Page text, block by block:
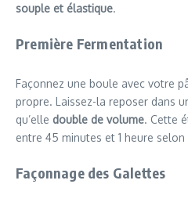
souple et élastique.
Première Fermentation
Façonnez une boule avec votre
propre. Laissez-la reposer dans
qu’elle double de volume. Cette
entre 45 minutes et 1 heure
Façonnage des Galettes